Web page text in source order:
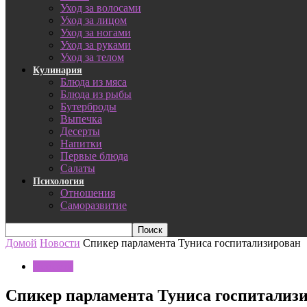
Уход за волосами
Уход за лицом
Уход за ногами
Уход за руками
Уход за телом
Кулинария
Блюда из мяса
Блюда из рыбы
Бутерброды
Выпечка
Десерты
Напитки
Первые блюда
Салаты
Психология
Отношения
Саморазвитие
Домой Новости Спикер парламента Туниса госпитализирован
Спикер парламента Туниса